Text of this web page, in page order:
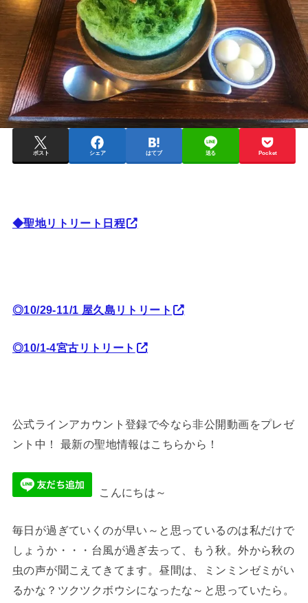
ポスト シェア はてブ 送る Pocket
◆聖地リトリート日程
◎10/29-11/1 屋久島リトリート
◎10/1-4宮古リトリート
公式ラインアカウント登録で今なら非公開動画をプレゼ
ント中！ 最新の聖地情報はこちらから！
こんにちは～
毎日が過ぎていくのが早い～と思っているのは私だけで
しょうか・・・台風が過ぎ去って、もう秋。外から秋の
虫の声が聞こえてきてます。昼間は、ミンミンゼミがい
るかな？ツクツクボウシになったな～と思っていたら。